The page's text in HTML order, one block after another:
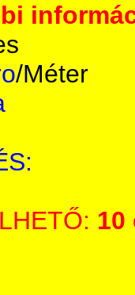
/Méter
10